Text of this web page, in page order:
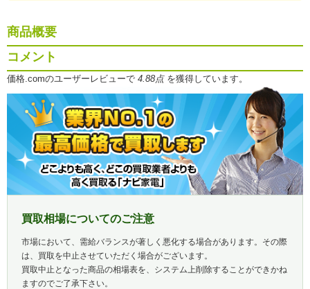
商品概要
コメント
価格.comのユーザーレビューで 4.88点を獲得しています。
買取相場についてのご注意
市場において、需給バランスが著しく悪化する場合があります。その際
は、買取を中止させていただく場合がございます。
買取中止となった商品の相場表を、システム上削除することができかね
ますのでご了承下さい。